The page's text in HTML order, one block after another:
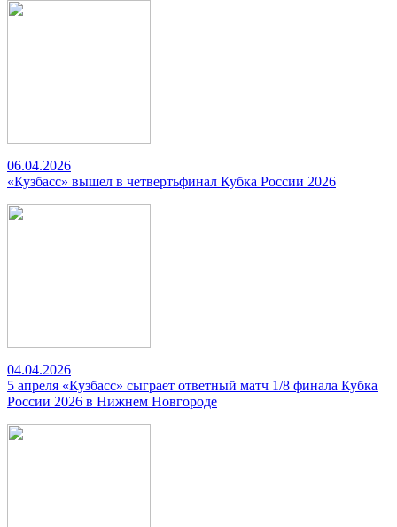
06.04.2026
«Кузбасс» вышел в четвертьфинал Кубка России 2026
04.04.2026
5 апреля «Кузбасс» сыграет ответный матч 1/8 финала Кубка
России 2026 в Нижнем Новгороде